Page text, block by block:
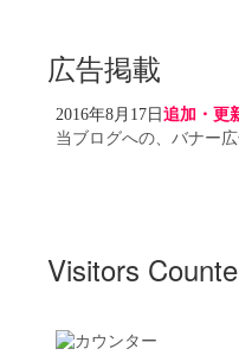
広告掲載
2016年8月17日 追加・更
当ブログへの、バナー
Visitors